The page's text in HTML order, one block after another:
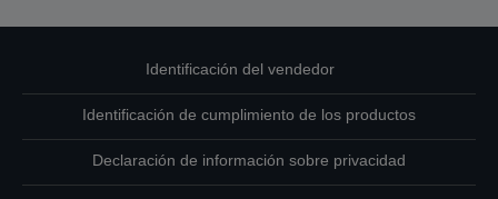
Identificación del vendedor
Identificación de cumplimiento de los productos
Declaración de información sobre privacidad